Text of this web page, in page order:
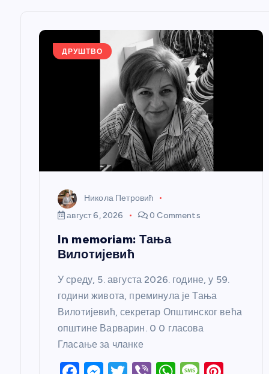
ДРУШТВО
Никола Петровић
август 6, 2026
0 Comments
In memoriam: Тања
Вилотијевић
У среду, 5. августа 2026. године, у 59.
години живота, преминула је Тања
Вилотијевић, секретар Општинског већа
општине Варварин. 0 0 гласова
Гласање за чланке